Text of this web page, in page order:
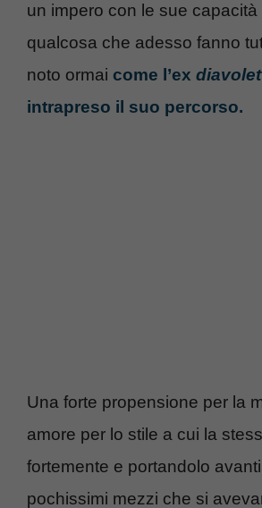
un impero con le sue
qualcosa che adesso fanno
noto ormai come l’ex
intrapreso il suo percorso.
Una forte propensione per la
amore per lo stile a cui la
fortemente e portandolo
pochissimi mezzi che si